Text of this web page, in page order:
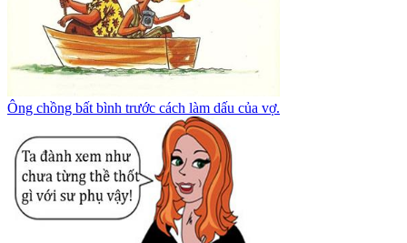
Ông chồng bất bình trước cách làm dấu của vợ.